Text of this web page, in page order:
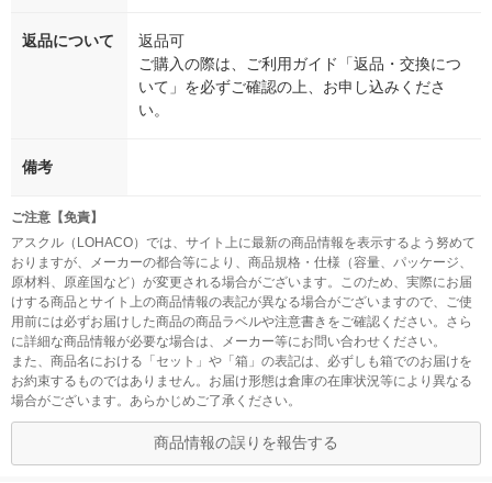
返品について
返品可
ご購入の際は、ご利用ガイド「返品・交換につ
いて」を必ずご確認の上、お申し込みくださ
い。
備考
ご注意【免責】
アスクル（LOHACO）では、サイト上に最新の商品情報を表示するよう努めて
おりますが、メーカーの都合等により、商品規格・仕様（容量、パッケージ、
原材料、原産国など）が変更される場合がございます。このため、実際にお届
けする商品とサイト上の商品情報の表記が異なる場合がございますので、ご使
用前には必ずお届けした商品の商品ラベルや注意書きをご確認ください。さら
に詳細な商品情報が必要な場合は、メーカー等にお問い合わせください。
また、商品名における「セット」や「箱」の表記は、必ずしも箱でのお届けを
お約束するものではありません。お届け形態は倉庫の在庫状況等により異なる
場合がございます。あらかじめご了承ください。
商品情報の誤りを報告する